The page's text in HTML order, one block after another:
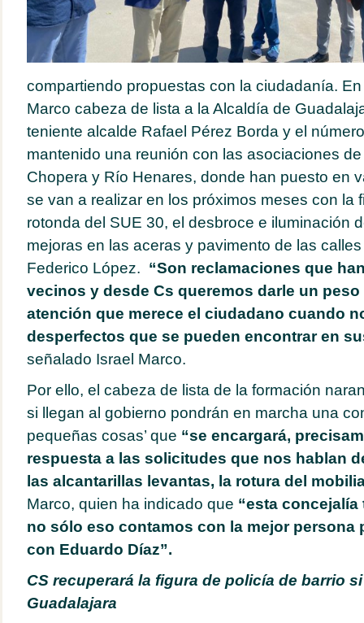
compartiendo propuestas con la ciudadanía.
Marco cabeza de lista a la Alcaldía de
teniente alcalde Rafael Pérez Borda y el
mantenido una reunión con las asociaciones
Chopera y Río Henares, donde han puesto en
se van a realizar en los próximos meses con la
rotonda del SUE 30, el desbroce e iluminación
mejoras en las aceras y pavimento de las
Federico López. “Son reclamaciones que
vecinos y desde Cs queremos darle un peso
atención que merece el ciudadano cuando
desperfectos que se pueden encontrar en
señalado Israel Marco.
Por ello, el cabeza de lista de la formación
si llegan al gobierno pondrán en marcha una
pequeñas cosas’ que “se encargará,
respuesta a las solicitudes que nos hablan
las alcantarillas levantas, la rotura del
Marco, quien ha indicado que “esta
no sólo eso contamos con la mejor persona
con Eduardo Díaz”.
CS recuperará la figura de policía de barrio
Guadalajara